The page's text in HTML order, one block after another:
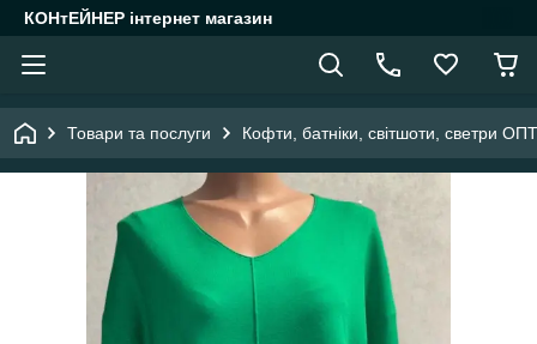
КОНтЕЙНЕР інтернет магазин
Товари та послуги Кофти, батніки, світшоти, светри